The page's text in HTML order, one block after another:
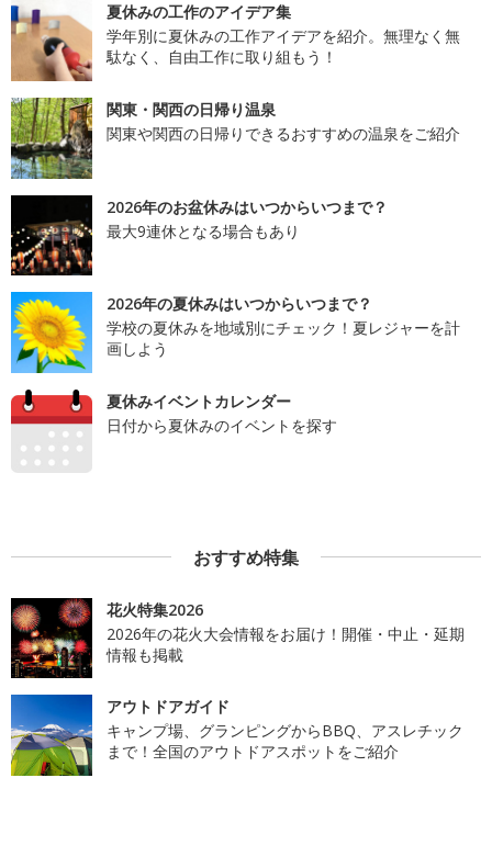
夏休みの工作のアイデア集
学年別に夏休みの工作アイデアを紹介。無理なく無
駄なく、自由工作に取り組もう！
関東・関西の日帰り温泉
関東や関西の日帰りできるおすすめの温泉をご紹介
2026年のお盆休みはいつからいつまで？
最大9連休となる場合もあり
2026年の夏休みはいつからいつまで？
学校の夏休みを地域別にチェック！夏レジャーを計
画しよう
夏休みイベントカレンダー
日付から夏休みのイベントを探す
おすすめ特集
花火特集2026
2026年の花火大会情報をお届け！開催・中止・延期
情報も掲載
アウトドアガイド
キャンプ場、グランピングからBBQ、アスレチック
まで！全国のアウトドアスポットをご紹介